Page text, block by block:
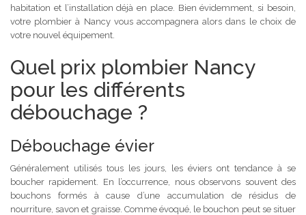
habitation et l’installation déjà en place. Bien évidemment, si besoin,
votre plombier à Nancy vous accompagnera alors dans le choix de
votre nouvel équipement.
Quel prix plombier Nancy
pour les différents
débouchage ?
Débouchage évier
Généralement utilisés tous les jours, les éviers ont tendance à se
boucher rapidement. En l’occurrence, nous observons souvent des
bouchons formés à cause d’une accumulation de résidus de
nourriture, savon et graisse. Comme évoqué, le bouchon peut se situer